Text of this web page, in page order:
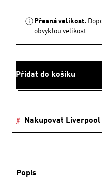
Přesná velikost.
obvyklou velikost.
Přidat do košíku
Nakupovat Liverpool
Popis